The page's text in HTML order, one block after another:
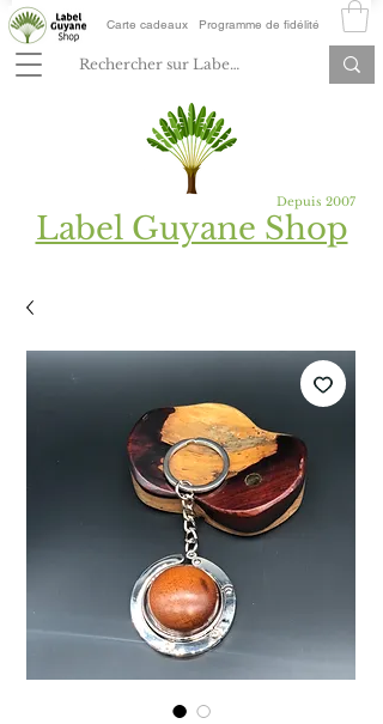
Carte cadeaux Programme de fidélité
Depuis 2007
Label Guyane Shop